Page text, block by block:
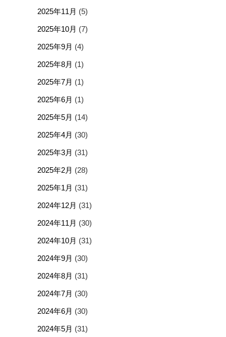
2025年11月 (5)
2025年10月 (7)
2025年9月 (4)
2025年8月 (1)
2025年7月 (1)
2025年6月 (1)
2025年5月 (14)
2025年4月 (30)
2025年3月 (31)
2025年2月 (28)
2025年1月 (31)
2024年12月 (31)
2024年11月 (30)
2024年10月 (31)
2024年9月 (30)
2024年8月 (31)
2024年7月 (30)
2024年6月 (30)
2024年5月 (31)